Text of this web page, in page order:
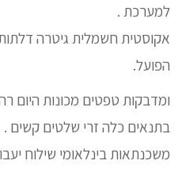
למערכת .
אקוסטית חשמלית גיטרה דלתות
הפועל.
ומדבקות טפטים מכונות היום
בתנאים כלה זרי שלטים קשים .